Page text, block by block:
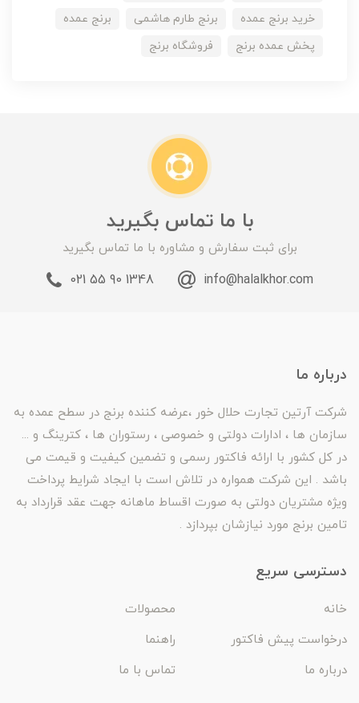
خرید برنج عمده
برنج طارم هاشمی
برنج عمده
پخش عمده برنج
فروشگاه برنج
با ما تماس بگیرید
برای ثبت سفارش و مشاوره با ما تماس بگیرید
info@halalkhor.com
1348 90 55 021
درباره ما
شرکت آرتین تجارت حلال خور ،عرضه کننده برنج در سطح عمده به
سازمان ها ، ادارات دولتی و خصوصی ، رستوران ها ، کترینگ و ...
در کل کشور با ارائه فاکتور رسمی و تضمین کیفیت و قیمت می
باشد . این شرکت همواره در تلاش است با ایجاد شرایط پرداخت
ویژه مشتریان دولتی به صورت اقساط ماهانه جهت عقد قرارداد به
تامین برنج مورد نیازشان بپردازد .
دسترسی سریع
خانه
محصولات
درخواست پیش فاکتور
راهنما
درباره ما
تماس با ما